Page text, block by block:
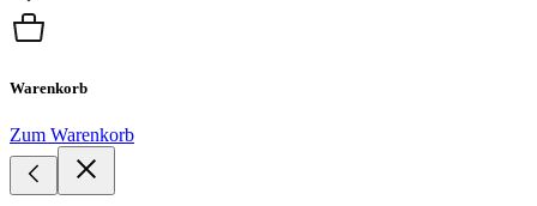
Warenkorb
Zum Warenkorb